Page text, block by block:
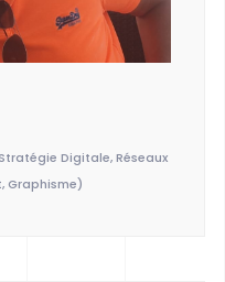
Digitale, Réseaux
Graphisme)